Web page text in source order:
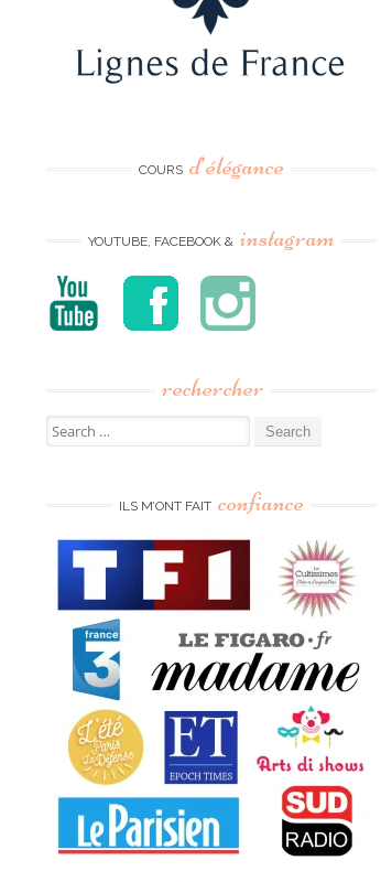
COURS d’élégance
YOUTUBE, FACEBOOK & instagram
rechercher
Search
for:
ILS M’ONT FAIT confiance